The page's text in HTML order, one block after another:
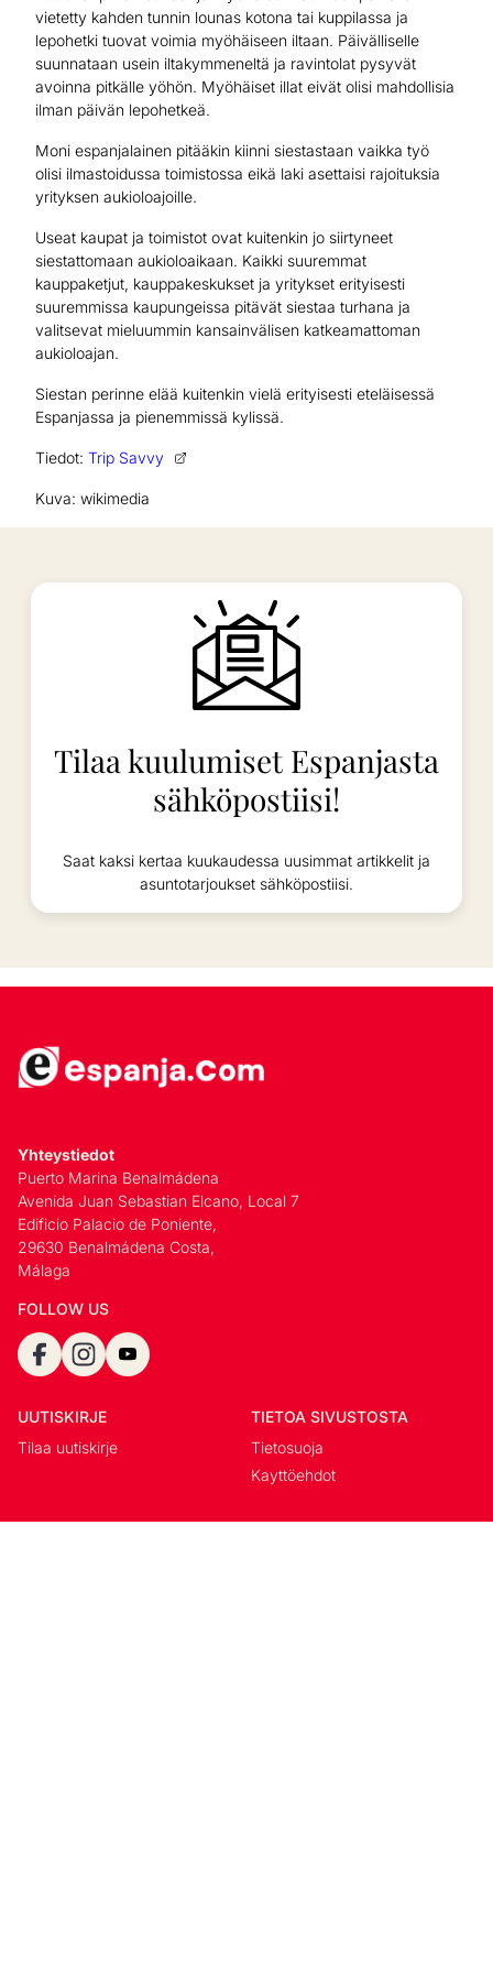
vietetty kahden tunnin lounas kotona tai kuppilassa ja
lepohetki tuovat voimia myöhäiseen iltaan. Päivälliselle
suunnataan usein iltakymmeneltä ja ravintolat pysyvät
avoinna pitkälle yöhön. Myöhäiset illat eivät olisi mahdollisia
ilman päivän lepohetkeä.
Moni espanjalainen pitääkin kiinni siestastaan vaikka työ
olisi ilmastoidussa toimistossa eikä laki asettaisi rajoituksia
yrityksen aukioloajoille.
Useat kaupat ja toimistot ovat kuitenkin jo siirtyneet
siestattomaan aukioloaikaan. Kaikki suuremmat
kauppaketjut, kauppakeskukset ja yritykset erityisesti
suuremmissa kaupungeissa pitävät siestaa turhana ja
valitsevat mieluummin kansainvälisen katkeamattoman
aukioloajan.
Siestan perinne elää kuitenkin vielä erityisesti eteläisessä
Espanjassa ja pienemmissä kylissä.
Tiedot: Trip Savvy
Kuva: wikimedia
Tilaa kuulumiset Espanjasta
sähköpostiisi!
Saat kaksi kertaa kuukaudessa uusimmat artikkelit ja
asuntotarjoukset sähköpostiisi.
Yhteystiedot
Puerto Marina Benalmádena
Avenida Juan Sebastian Elcano, Local 7
Edificio Palacio de Poniente,
29630 Benalmádena Costa,
Málaga
FOLLOW US
UUTISKIRJE
Tilaa uutiskirje
TIETOA SIVUSTOSTA
Tietosuoja
Kayttöehdot